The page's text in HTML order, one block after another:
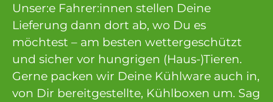
Unser:e Fahrer:innen stellen Deine
Lieferung dann dort ab, wo Du es
möchtest – am besten wettergeschützt
und sicher vor hungrigen (Haus-)Tieren.
Gerne packen wir Deine Kühlware auch in,
von Dir bereitgestellte, Kühlboxen um. Sag